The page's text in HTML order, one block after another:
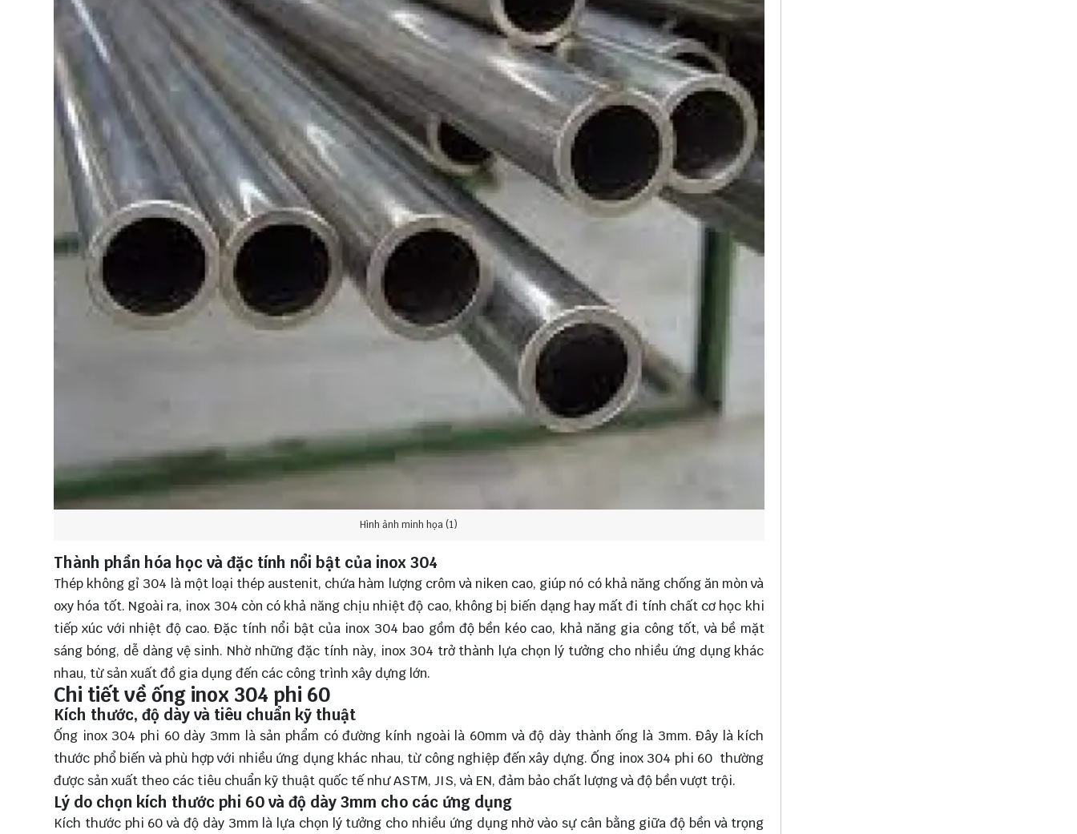
Hình ảnh minh họa (1)
Thành phần hóa học và đặc tính nổi bật của inox 304
Thép không gỉ 304 là một loại thép austenit, chứa hàm lượng crôm và niken cao, giúp nó có khả năng chống ăn mòn và
oxy hóa tốt. Ngoài ra, inox 304 còn có khả năng chịu nhiệt độ cao, không bị biến dạng hay mất đi tính chất cơ học khi
tiếp xúc với nhiệt độ cao. Đặc tính nổi bật của inox 304 bao gồm độ bền kéo cao, khả năng gia công tốt, và bề mặt
sáng bóng, dễ dàng vệ sinh. Nhờ những đặc tính này, inox 304 trở thành lựa chọn lý tưởng cho nhiều ứng dụng khác
nhau, từ sản xuất đồ gia dụng đến các công trình xây dựng lớn.
Chi tiết về ống inox 304 phi 60
Kích thước, độ dày và tiêu chuẩn kỹ thuật
Ống inox 304 phi 60 dày 3mm là sản phẩm có đường kính ngoài là 60mm và độ dày thành ống là 3mm. Đây là kích
thước phổ biến và phù hợp với nhiều ứng dụng khác nhau, từ công nghiệp đến xây dựng. Ống inox 304 phi 60 thường
được sản xuất theo các tiêu chuẩn kỹ thuật quốc tế như ASTM, JIS, và EN, đảm bảo chất lượng và độ bền vượt trội.
Lý do chọn kích thước phi 60 và độ dày 3mm cho các ứng dụng
Kích thước phi 60 và độ dày 3mm là lựa chọn lý tưởng cho nhiều ứng dụng nhờ vào sự cân bằng giữa độ bền và trọng